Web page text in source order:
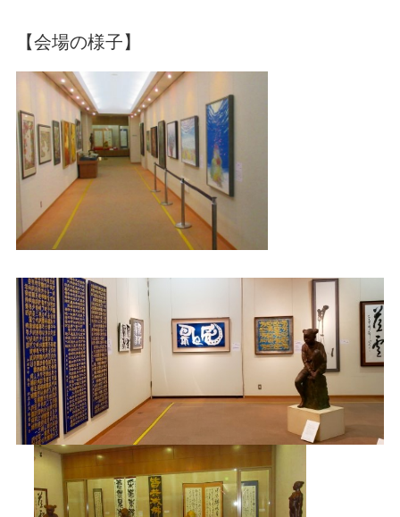
【会場の様子】